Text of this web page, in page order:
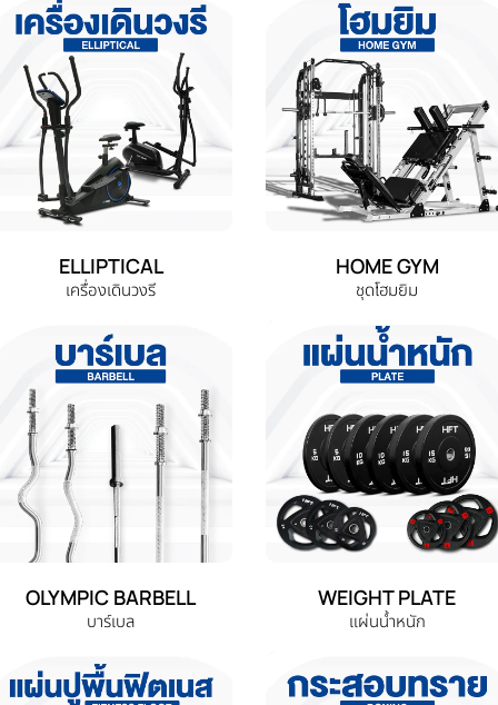
ELLIPTICAL
เครื่องเดินวงรี
HOME GYM
ชุดโฮมยิม
OLYMPIC BARBELL
บาร์เบล
WEIGHT PLATE
แผ่นน้ำหนัก